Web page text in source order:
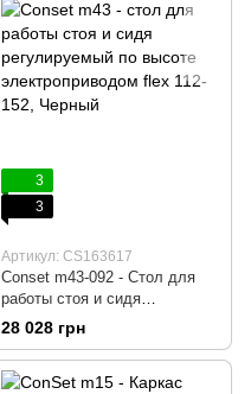
Геймерский, Пульт вверх/вниз
без памяти
3
3
Артикул: CS163617
Conset m43-092 - Стол для
работы стоя и сидя
регулируемый по высоте
электроприводом, Серый,
Компьютерний, Игровой,
Геймерский, Пульт вверх/вниз
28 028 грн